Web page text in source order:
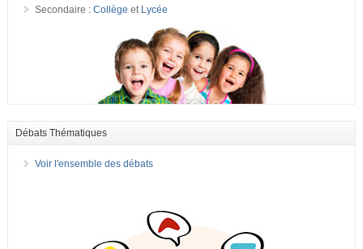
Secondaire : Collège et Lycée
Débats Thématiques
Voir l'ensemble des débats